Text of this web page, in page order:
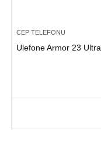
CEP TELEFONU
Ulefone Armor 23 Ultra